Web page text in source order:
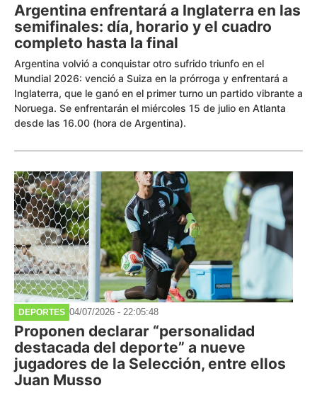
Argentina enfrentará a Inglaterra en las
semifinales: día, horario y el cuadro
completo hasta la final
Argentina volvió a conquistar otro sufrido triunfo en el
Mundial 2026: venció a Suiza en la prórroga y enfrentará a
Inglaterra, que le ganó en el primer turno un partido vibrante a
Noruega. Se enfrentarán el miércoles 15 de julio en Atlanta
desde las 16.00 (hora de Argentina).
DEPORTES 04/07/2026 - 22:05:48
Proponen declarar “personalidad
destacada del deporte” a nueve
jugadores de la Selección, entre ellos
Juan Musso